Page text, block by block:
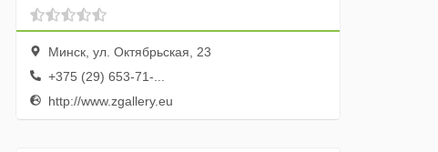
Минск, ул. Октябрьская, 23
+375 (29) 653-71-...
http://www.zgallery.eu